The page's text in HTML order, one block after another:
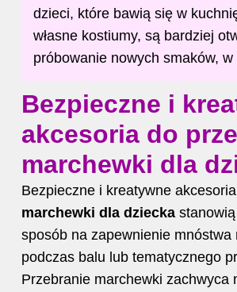
dzieci, które bawią się w
własne kostiumy, są bardziej
próbowanie nowych smaków,
Bezpieczne i
akcesoria do
marchewki dla
Bezpieczne i kreatywne
marchewki dla dziecka
sposób na zapewnienie mnóstwa
podczas balu lub tematycznego
Przebranie marchewki zachwyca